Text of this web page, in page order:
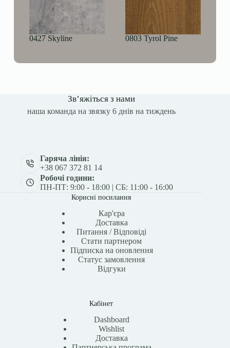
0427 Skyline 0803 Tyrol Pine
Зв’яжіться з нами
наша команда на звязку 6 днів на тиждень
Гаряча лінія:
+38 067 372 81 14
Робочі години:
ПН-ПТ: 9:00 - 18:00 | СБ: 11:00 - 16:00
Корисні посилання
Кар'єра
Доставка
Питання / Відповіді
Стати партнером
Підписка на оновлення
Статус замовлення
Відгуки
Кабінет
Dashboard
Wishlist
Доставка